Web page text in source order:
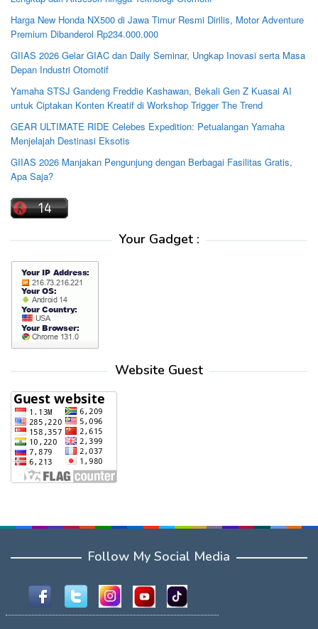
Harga New Honda NX500 di Jawa Timur Resmi Dirilis, Motor Adventure
Premium Dibanderol Rp234.000.000
GIIAS 2026 Gelar GIAC dan Daily Seminar, Ungkap Inovasi serta Masa
Depan Industri Otomotif
Yamaha STSJ Gandeng Freddie Kashawan, Bekali Gen Z Kuasai AI
untuk Ciptakan Konten Kreatif di Workshop Trigger The Trend
GEAR ULTIMATE RIDE Celebes Expedition: Petualangan Yamaha
Menjelajah Destinasi Eksotis
GIIAS 2026 Manjakan Pengunjung dengan Berbagai Fasilitas Gratis,
Apa Saja?
Your Gadget :
Website Guest
Follow My Social Media